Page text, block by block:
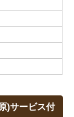
)サービス付